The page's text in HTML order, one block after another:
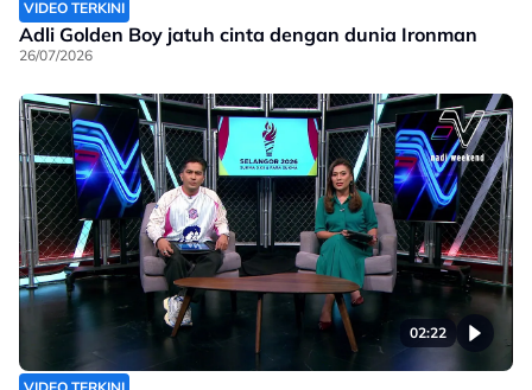
VIDEO TERKINI
Adli Golden Boy jatuh cinta dengan dunia Ironman
26/07/2026
02:22